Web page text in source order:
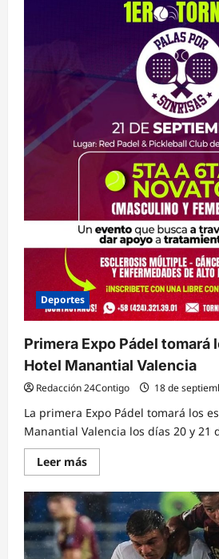
fanaticada
Deportes
Primera Expo Pádel tomará
Hotel Manantial Valencia
Redacción 24Contigo 18 de
La primera Expo Pádel tomará los
Manantial Valencia los días 20 y 21
Leer másLee
más
Primera
Expo
Pádel
tomará
los
espacios